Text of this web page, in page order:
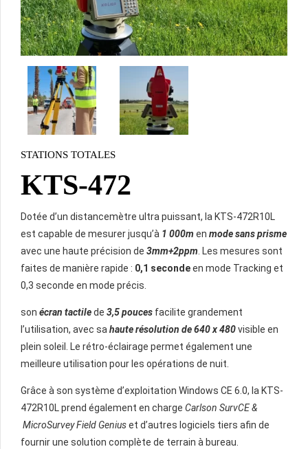
STATIONS TOTALES
KTS-472
Dotée d’un distancemètre ultra puissant, la KTS-472R10L
est capable de mesurer jusqu’à 1 000m en mode sans prisme
avec une haute précision de 3mm+2ppm. Les mesures sont
faites de manière rapide : 0,1 secondeen mode Tracking et
0,3 seconde en mode précis.
son écran tactilede 3,5 pouces facilite grandement
l’utilisation, avec sahaute résolution de 640 x 480visible en
plein soleil. Le rétro-éclairage permet également une
meilleure utilisation pour les opérations de nuit.
Grâce à son système d’exploitation Windows CE 6.0, la KTS-
472R10L prend également en charge Carlson SurvCE &
MicroSurvey Field Geniuset d’autres logiciels tiers afin de
fournir une solution complète de terrain à bureau.